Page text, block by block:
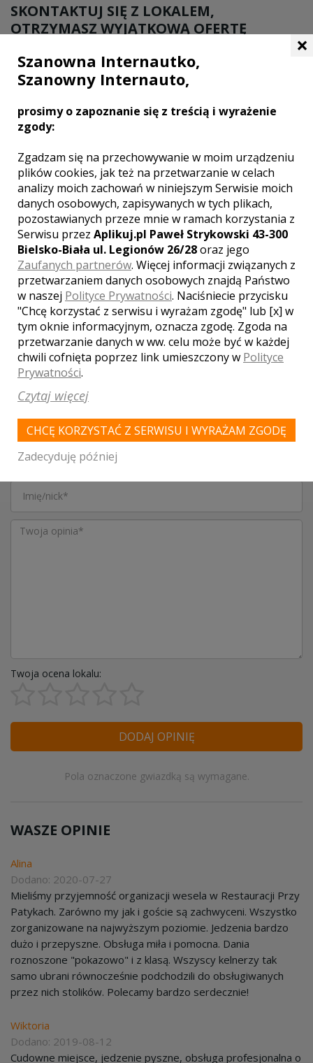
SKONTAKTUJ SIĘ Z LOKALEM,
OTRZYMASZ WYJĄTKOWĄ OFERTĘ
Akceptuję regulamin ipolitykę prywatności
Klauzula informacyjna
DODAJ SWOJĄ OPINIĘ
Twoja ocena lokalu:
DODAJ OPINIĘ
Pola oznaczone gwiazdką są wymagane.
WASZE OPINIE
Alina
Dodano: 2020-07-27
Mieliśmy przyjemność organizacji wesela w Restauracji Przy
Patykach. Zarówno my jak i goście są zachwyceni. Wszystko
zorganizowane na najwyższym poziomie. Jedzenia bardzo
dużo i przepyszne. Obsługa miła i pomocna. Dania
roznoszone "pokazowo" i z klasą. Wszyscy kelnerzy tak
samo ubrani równocześnie podchodzili do obsługiwanych
przez nich stolików. Polecamy bardzo serdecznie!
Wiktoria
Dodano: 2019-08-12
Cudowne miejsce, jedzenie pyszne, obsługa profesjonalna o
×
Szanowna Internautko,
Szanowny Internauto,
prosimy o zapoznanie się z treścią i wyrażenie
zgody:
Zgadzam się na przechowywanie w moim urządzeniu
plików cookies, jak też na przetwarzanie w celach
analizy moich zachowań w niniejszym Serwisie moich
danych osobowych, zapisywanych w tych plikach,
pozostawianych przeze mnie w ramach korzystania z
Serwisu przez Aplikuj.pl Paweł Strykowski 43-300
Bielsko-Biała ul. Legionów 26/28oraz jego
Zaufanych partnerów. Więcej informacji związanych z
przetwarzaniem danych osobowych znajdą Państwo
w naszej Polityce Prywatności. Naciśniecie przycisku
"Chcę korzystać z serwisu i wyrażam zgodę" lub [x] w
tym oknie informacyjnym, oznacza zgodę. Zgoda na
przetwarzanie danych w ww. celu może być w każdej
chwili cofnięta poprzez link umieszczony w Polityce
Prywatności.
Czytaj więcej
CHCĘ KORZYSTAĆ Z SERWISU I WYRAŻAM ZGODĘ
Zadecyduję później